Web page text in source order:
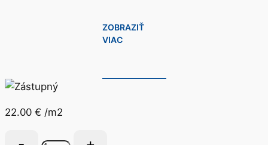
ZOBRAZIŤ
VIAC
22.00 € /m2